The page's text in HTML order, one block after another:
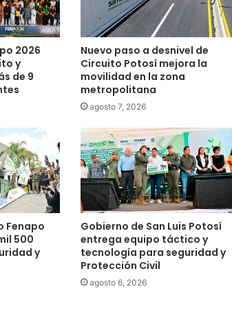
llegada tras renunciar al PRI
Carlos Arreola pide a morenistas no
adelantarse y denuncia guerra de
bots rumbo a 2027
La Soga al Cuello:El Huasteco
2026
y
de 9
Nuevo paso a desnivel de
Circuito Potosí mejora la
movilidad en la zona
metropolitana
agosto 7, 2026
Fenapo
500
y
Gobierno de San Luis Potosí
entrega equipo táctico y
tecnología para seguridad y
Protección Civil
agosto 6, 2026